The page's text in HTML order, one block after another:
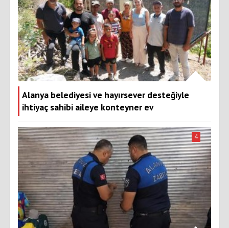
Alanya belediyesi ve hayırsever desteğiyle
ihtiyaç sahibi aileye konteyner ev
4